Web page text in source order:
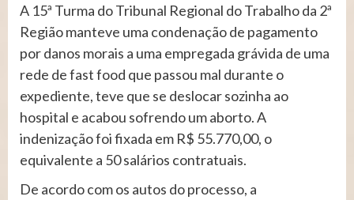
A 15ª Turma do Tribunal Regional do Trabalho da 2ª
Região manteve uma condenação de pagamento
por danos morais a uma empregada grávida de uma
rede de fast food que passou mal durante o
expediente, teve que se deslocar sozinha ao
hospital e acabou sofrendo um aborto. A
indenização foi fixada em R$ 55.770,00, o
equivalente a 50 salários contratuais.
De acordo com os autos do processo, a